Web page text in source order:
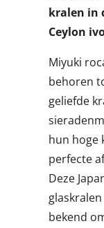
kralen in
Ceylon
Miyuki
behoren
geliefde
hun hoge
perfecte
Deze
bekend